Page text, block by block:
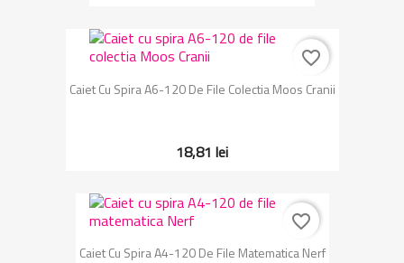
Caiet Cu Spira A6-120 De File Colectia Moos Cranii
18,81 lei
favorite_border
Caiet Cu Spira A4-120 De File Matematica Nerf
favorite_border